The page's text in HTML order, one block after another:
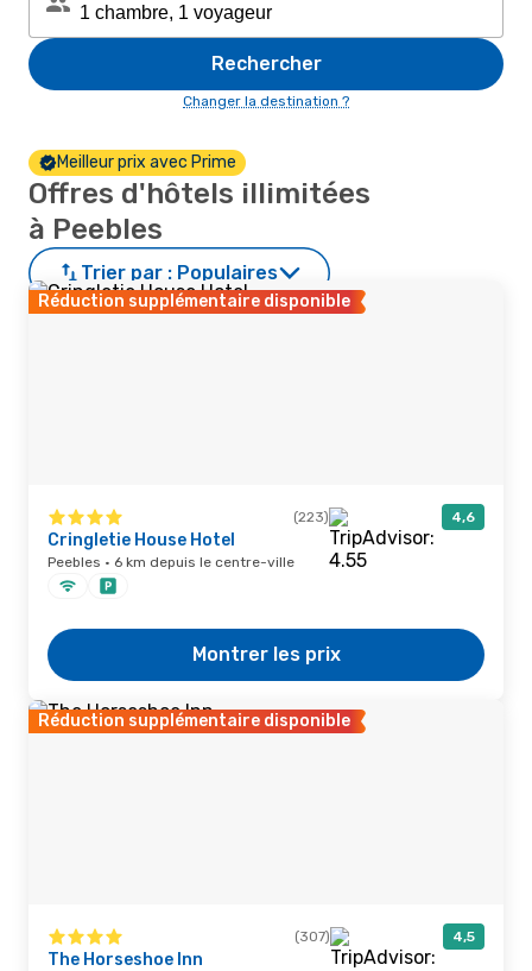
Rechercher
Changer la destination ?
Meilleur prix avec Prime
Offres d'hôtels illimitées
à Peebles
Trier par : Populaires
Réduction supplémentaire disponible
(223) 4,6
Cringletie House Hotel
Peebles · 6 km depuis le centre-ville
Montrer les prix
Réduction supplémentaire disponible
(307) 4,5
The Horseshoe Inn